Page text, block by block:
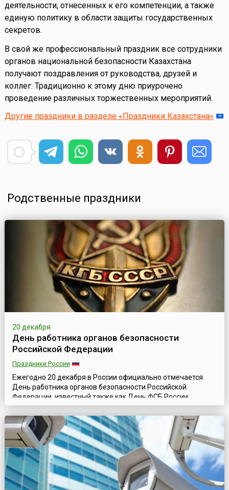
деятельности, отнесенных к его компетенции, а также
единую политику в области защиты государственных
секретов.
В свой же профессиональный праздник все сотрудники
органов национальной безопасности Казахстана
получают поздравления от руководства, друзей и
коллег. Традиционно к этому дню приурочено
проведение различных торжественных мероприятий.
Другие праздники в разделе «Праздники Казахстана»
Родственные праздники
20 декабря
День работника органов безопасности
Российской Федерации
Праздники России
Ежегодно 20 декабря в России официально отмечается
День работника органов безопасности Российской
Федерации, известный также как День ФСБ России,
установленный Указом Президента РФ № 1280 от 20
декабря 1995 года.В этот день свой профессиональный
праздник отмечают люди, которые ежедневно решают
задачи, связанные с обеспечением государственной
безопасности. Однако, только лишь этим круг их обяза...